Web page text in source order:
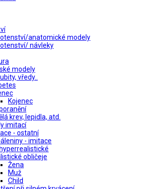
anatomické modely
návleky
modely
vředy..
Kojenec
krev, lepidla, atd.
imitací
- ostatní
- imitace
obličeje
Žena
Muž
Child